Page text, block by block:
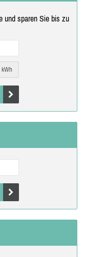
und sparen Sie bis zu
kWh